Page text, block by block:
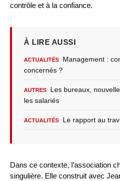
contrôle et à la confiance.
À LIRE AUSSI
ACTUALITÉS
Management :
concernés ?
AUTRES
Les bureaux,
les salariés
ACTUALITÉS Le rapport au
Dans ce contexte, l’association
singulière. Elle construit avec